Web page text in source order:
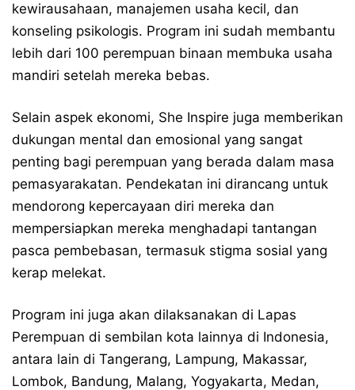
kewirausahaan, manajemen usaha kecil, dan
konseling psikologis. Program ini sudah membantu
lebih dari 100 perempuan binaan membuka usaha
mandiri setelah mereka bebas.
Selain aspek ekonomi, She Inspire juga memberikan
dukungan mental dan emosional yang sangat
penting bagi perempuan yang berada dalam masa
pemasyarakatan. Pendekatan ini dirancang untuk
mendorong kepercayaan diri mereka dan
mempersiapkan mereka menghadapi tantangan
pasca pembebasan, termasuk stigma sosial yang
kerap melekat.
Program ini juga akan dilaksanakan di Lapas
Perempuan di sembilan kota lainnya di Indonesia,
antara lain di Tangerang, Lampung, Makassar,
Lombok, Bandung, Malang, Yogyakarta, Medan,